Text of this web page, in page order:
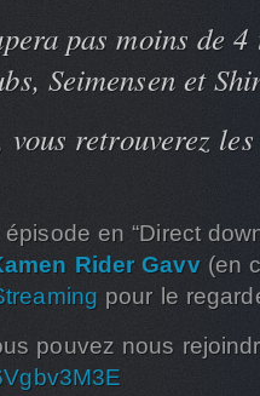
pas moins de 4
Seimensen et
retrouverez
en “Direct
Rider Gavv(en
pour le
pouvez nous